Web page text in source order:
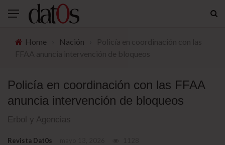
Home Nación
Policía en coordinación con las FFAA
anuncia intervención de bloqueos
Erbol y Agencias
Revista Dat0s